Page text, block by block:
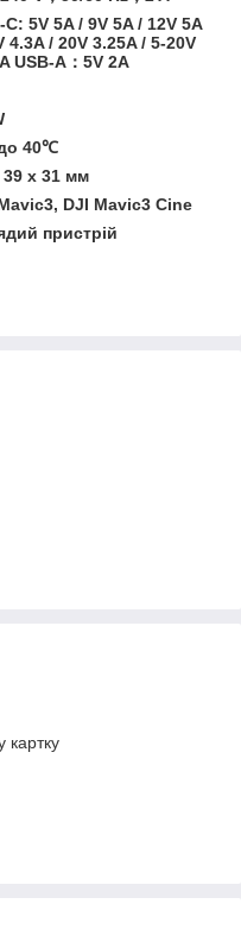
C: 5V 5A / 9V 5A / 12V 5A
4.3A / 20V 3.25A / 5-20V
USB-A：5V 2A
40℃
39 x 31 мм
DJI Mavic3 Cine
пристрій
картку